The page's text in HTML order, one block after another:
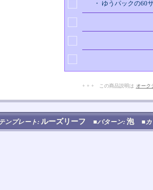
・ ゆうパックの60
□
□
□
+ + + この商品説明は オーク
ンプレート: ルーズリーフ ■パターン: 泡 ■